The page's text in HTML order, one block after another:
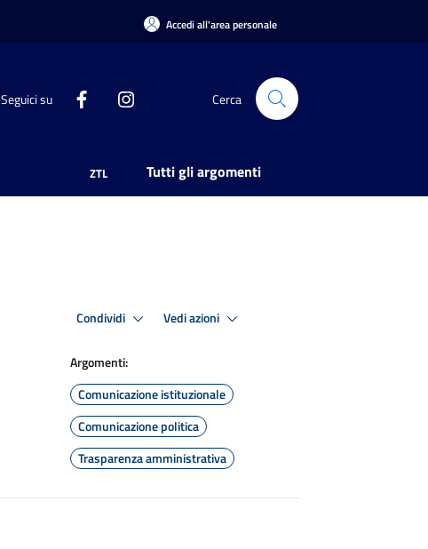
Accedi all'area personale
Seguici su Cerca
ZTL Tutti gli argomenti
Condividi Vedi azioni
Argomenti:
Comunicazione istituzionale
Comunicazione politica
Trasparenza amministrativa